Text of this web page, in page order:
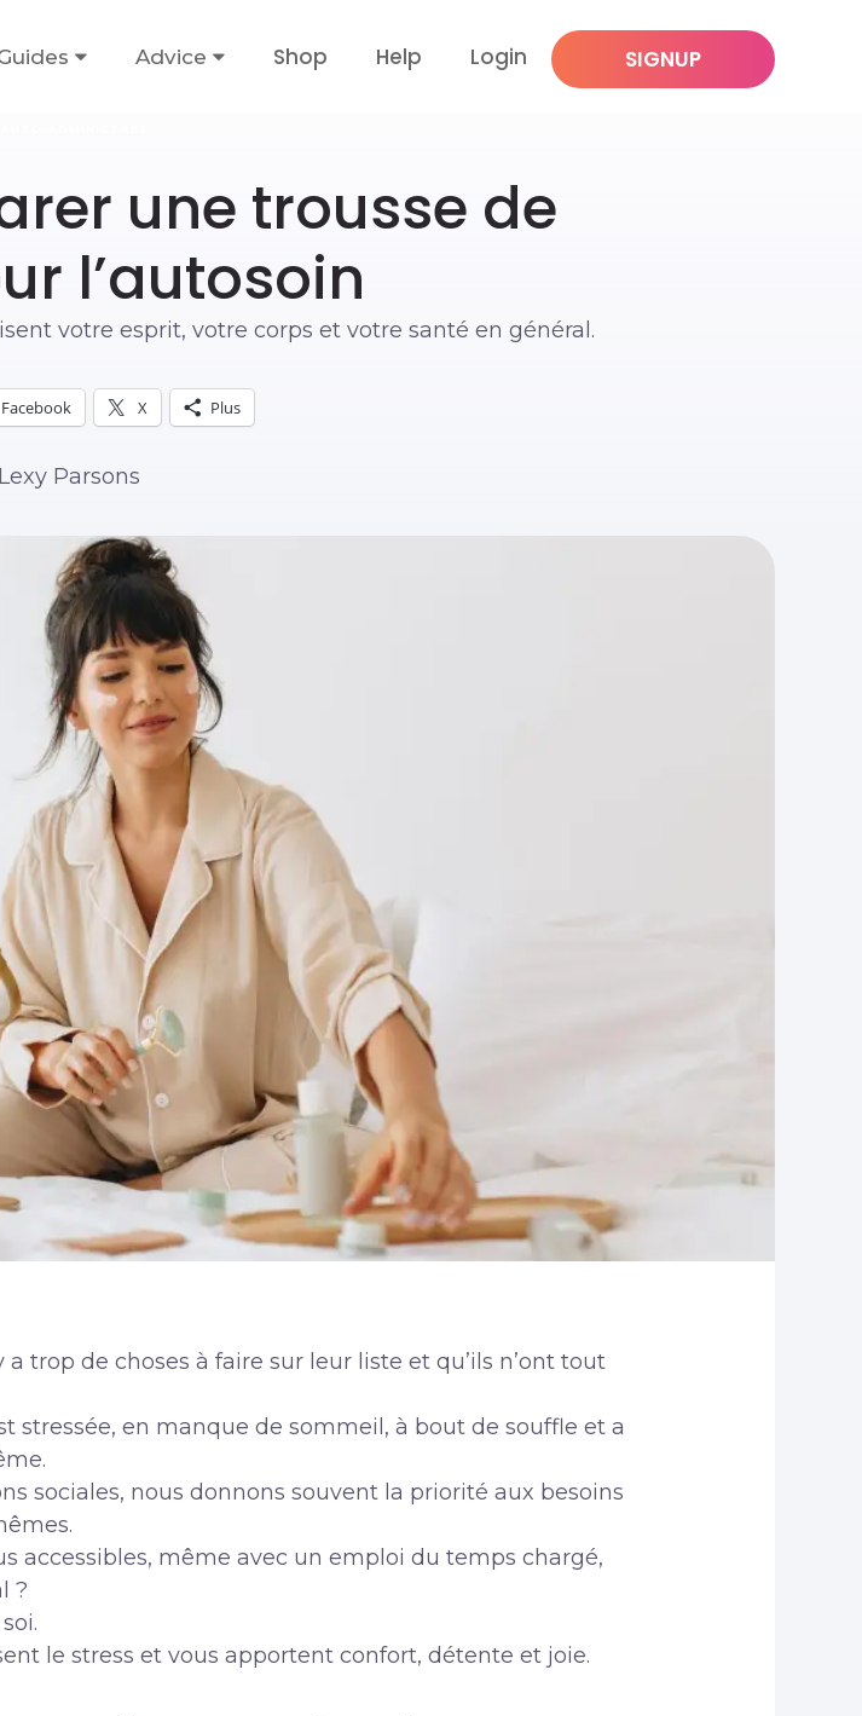
Advice Shop Help Login SIGNUP
une trousse de
l’autosoin
votre esprit, votre corps et votre santé en général.
Facebook X Plus
Parsons
trop de choses à faire sur leur liste et qu’ils n’ont tout
stressée, en manque de sommeil, à bout de souffle et a
sociales, nous donnons souvent la priorité aux besoins
accessibles, même avec un emploi du temps chargé,
?
le stress et vous apportent confort, détente et joie.